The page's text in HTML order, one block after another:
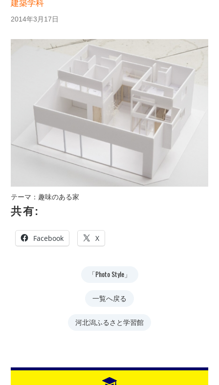
建築学科
2014年3月17日
テーマ：趣味のある家
共有:
Facebook X
「Photo Style」
一覧へ戻る
河北潟ふるさと学習館